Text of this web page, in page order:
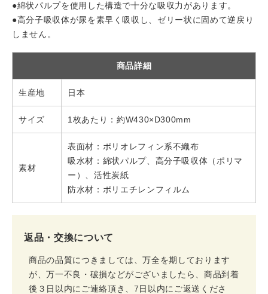
●綿状パルプを使用した構造で十分な吸収力があります。
●高分子吸収体が尿を素早く吸収し、ゼリー状に固めて逆戻り
しません。
商品詳細
生産地 日本
サイズ 1枚あたり：約W430×D300mm
素材
表面材：ポリオレフィン系不織布
吸水材：綿状パルプ、高分子吸収体（ポリマ
ー）、活性炭紙
防水材：ポリエチレンフィルム
返品・交換について
商品の品質につきましては、万全を期しております
が、万一不良・破損などがございましたら、商品到着
後３日以内にご連絡頂き、7日以内にご返送くださ